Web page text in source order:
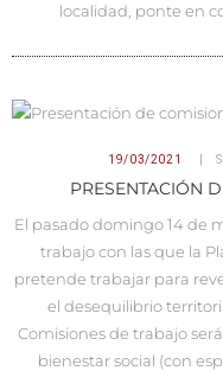
localidad, ponte en
19/03/2021
PRESENTACIÓN
El pasado domingo 14 de
trabajo con las que la
pretende trabajar para
el desequilibrio
Comisiones de trabajo
bienestar social (con